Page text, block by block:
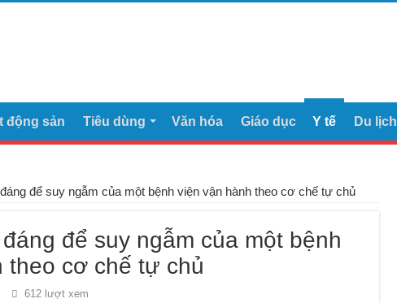
động sản Tiêu dùng Văn hóa Giáo dục Y tế Du lịch
để suy ngẫm của một bệnh viện vận hành theo cơ chế tự chủ
để suy ngẫm của một bệnh
theo cơ chế tự chủ
612 lượt xem